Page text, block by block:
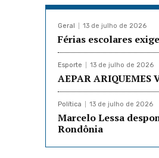
Geral 13 de julho de 2026
Férias escolares
Esporte 13 de julho de 2026
AEPAR ARIQUEMES
Política 13 de julho de 2026
Marcelo Lessa
Rondônia